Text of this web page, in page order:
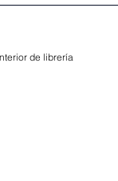
de librería